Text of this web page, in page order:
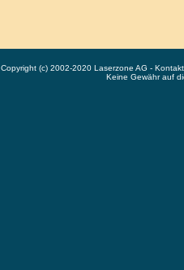
Copyright (c) 2002-2020 Laserzone AG -
Keine Gewähr auf